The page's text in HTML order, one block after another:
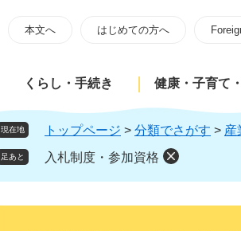
本文へ はじめての方へ
くらし・手続き 健康・子育て
現在地 トップページ > 分類でさがす > 産
足あと 入札制度・参加資格